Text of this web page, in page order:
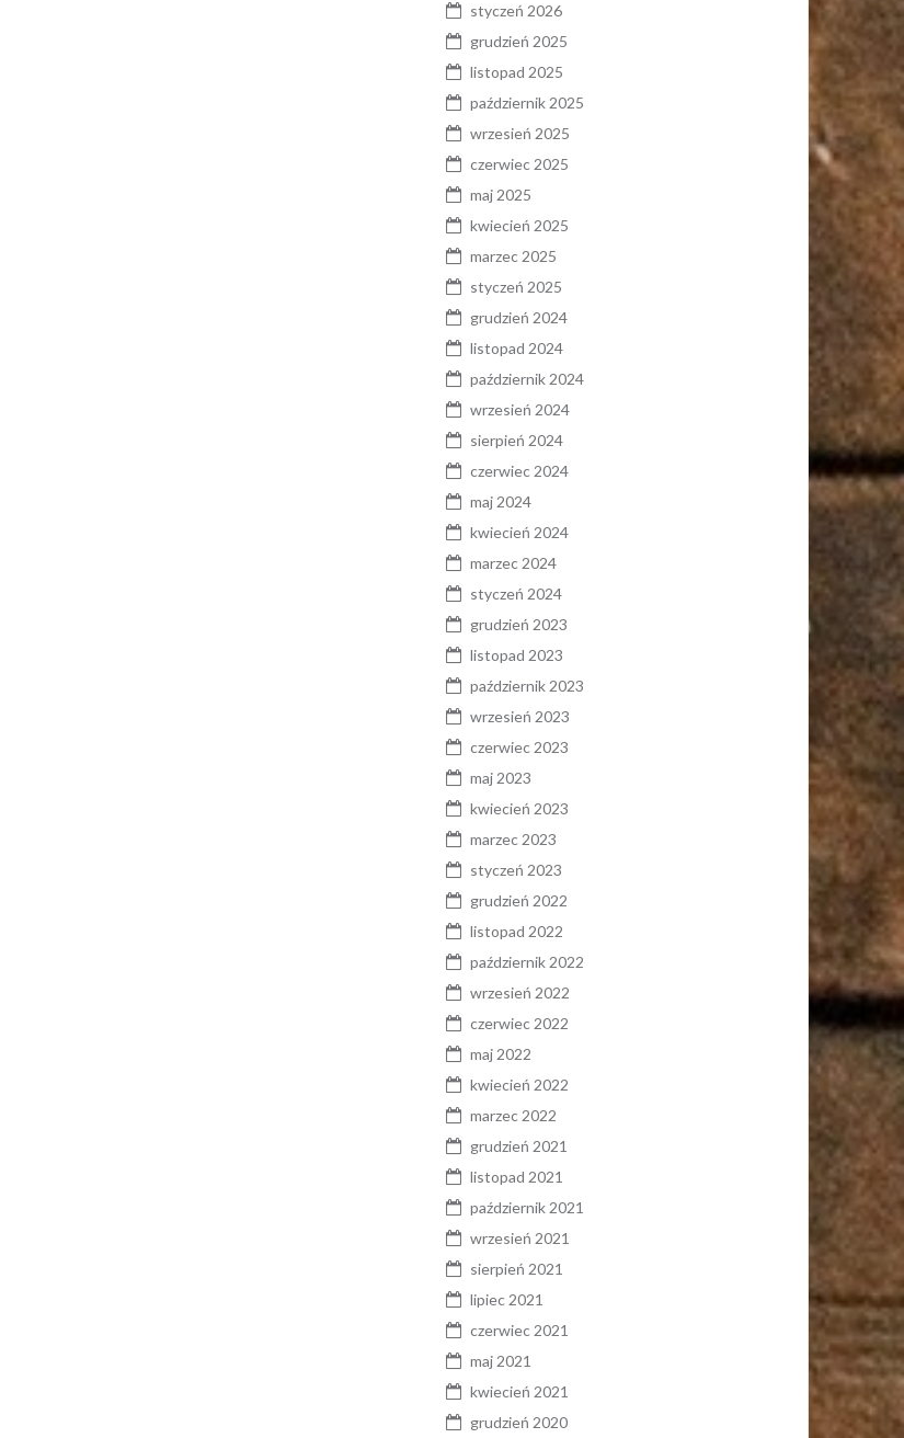
styczeń 2026
grudzień 2025
listopad 2025
październik 2025
wrzesień 2025
czerwiec 2025
maj 2025
kwiecień 2025
marzec 2025
styczeń 2025
grudzień 2024
listopad 2024
październik 2024
wrzesień 2024
sierpień 2024
czerwiec 2024
maj 2024
kwiecień 2024
marzec 2024
styczeń 2024
grudzień 2023
listopad 2023
październik 2023
wrzesień 2023
czerwiec 2023
maj 2023
kwiecień 2023
marzec 2023
styczeń 2023
grudzień 2022
listopad 2022
październik 2022
wrzesień 2022
czerwiec 2022
maj 2022
kwiecień 2022
marzec 2022
grudzień 2021
listopad 2021
październik 2021
wrzesień 2021
sierpień 2021
lipiec 2021
czerwiec 2021
maj 2021
kwiecień 2021
grudzień 2020